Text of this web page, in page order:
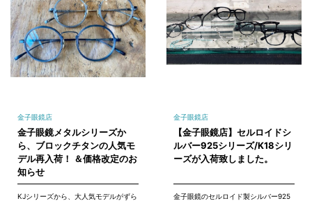
金子眼鏡店
金子眼鏡メタルシリーズか
ら、ブロックチタンの人気モ
デル再入荷！ ＆価格改定のお
知らせ
KJシリーズから、大人気モデルがずら
金子眼鏡店
【金子眼鏡店】セルロイドシ
ルバー925シリーズ/K18シリ
ーズが入荷致しました。
金子眼鏡のセルロイド製シルバー925